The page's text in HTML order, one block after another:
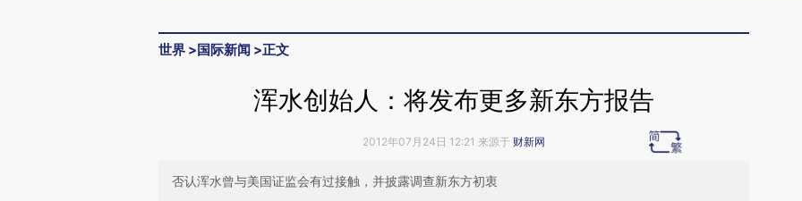
世界 >国际新闻 >正文
浑水创始人：将发布更多新东方报告
2012年07月24日 12:21 来源于 财新网
否认浑水曾与美国证监会有过接触，并披露调查新东方初衷